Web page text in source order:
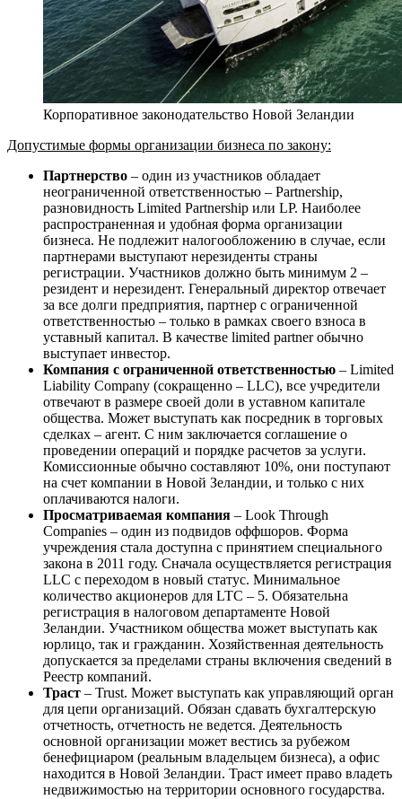
Корпоративное законодательство Новой Зеландии
Допустимые формы организации бизнеса по закону:
Партнерство – один из участников обладает
неограниченной ответственностью – Partnership,
разновидность Limited Partnership или LP. Наиболее
распространенная и удобная форма организации
бизнеса. Не подлежит налогообложению в случае, если
партнерами выступают нерезиденты страны
регистрации. Участников должно быть минимум 2 –
резидент и нерезидент. Генеральный директор отвечает
за все долги предприятия, партнер с ограниченной
ответственностью – только в рамках своего взноса в
уставный капитал. В качестве limited partner обычно
выступает инвестор.
Компания с ограниченной ответственностью – Limited
Liability Company (сокращенно – LLC), все учредители
отвечают в размере своей доли в уставном капитале
общества. Может выступать как посредник в торговых
сделках – агент. С ним заключается соглашение о
проведении операций и порядке расчетов за услуги.
Комиссионные обычно составляют 10%, они поступают
на счет компании в Новой Зеландии, и только с них
оплачиваются налоги.
Просматриваемая компания – Look Through
Companies – один из подвидов оффшоров. Форма
учреждения стала доступна с принятием специального
закона в 2011 году. Сначала осуществляется регистрация
LLC с переходом в новый статус. Минимальное
количество акционеров для LTC – 5. Обязательна
регистрация в налоговом департаменте Новой
Зеландии. Участником общества может выступать как
юрлицо, так и гражданин. Хозяйственная деятельность
допускается за пределами страны включения сведений в
Реестр компаний.
Траст – Trust. Может выступать как управляющий орган
для цепи организаций. Обязан сдавать бухгалтерскую
отчетность, отчетность не ведется. Деятельность
основной организации может вестись за рубежом
бенефициаром (реальным владельцем бизнеса), а офис
находится в Новой Зеландии. Траст имеет право владеть
недвижимостью на территории основного государства.